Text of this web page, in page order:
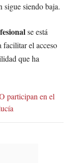
sigue siendo baja.
se está
facilitar el acceso
que ha
participan en el